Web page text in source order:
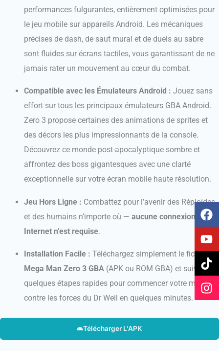
performances fulgurantes, entièrement optimisées pour
le jeu mobile sur appareils Android. Les mécaniques
précises de dash, de saut mural et de duels au sabre
sont fluides sur écrans tactiles, vous garantissant de ne
jamais rater un mouvement au cœur du combat.
Compatible avec les Émulateurs Android : Jouez sans
effort sur tous les principaux émulateurs GBA Android.
Zero 3 propose certaines des animations de sprites et
des décors les plus impressionnants de la console.
Découvrez ce monde post-apocalyptique sombre et
affrontez des boss gigantesques avec une clarté
exceptionnelle sur votre écran mobile haute résolution.
Jeu Hors Ligne : Combattez pour l’avenir des Réploïdes
et des humains n’importe où —aucune connexion
Internet n’est requise.
Installation Facile : Téléchargez simplement le fichier
Mega Man Zero 3 GBA (APK ou ROM GBA) et suivez
quelques étapes rapides pour commencer votre mission
contre les forces du Dr Weil en quelques minutes.
Télécharger L'APK
F
a
c
e
b
o
o
k
Y
o
u
t
u
b
e
T
i
k
t
o
k
I
n
s
t
a
g
r
a